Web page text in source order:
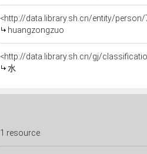
<http://data.library.sh.cn/entity/
huangzongzuo
<http://data.library.sh.cn/gj/
水
1 resource